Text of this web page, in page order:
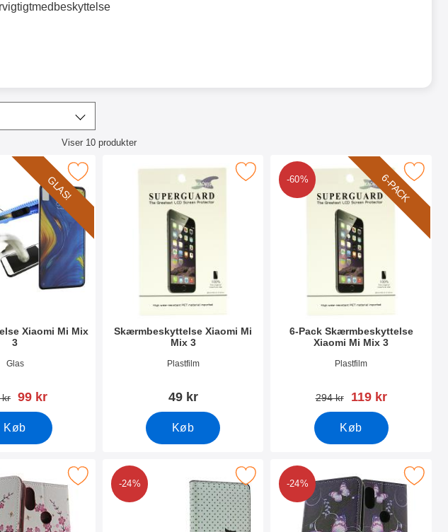
Viser 10 produkter
favorit
GLAS!
Xiaomi Mi Mix
3
Glas
kr pris
99 kr
Køb
Xiaomi Mi Mix 3 som favorit
Skærmbeskyttelse Xiaomi Mi
Mix 3
Varenr 30200Plastfilm
49 kr
Køb
Marker skærmbeskyttelse Xiaomi Mi Mix 3 som favorit 6-PACK
-60%
6-Pack Skærmbeskyttelse
Xiaomi Mi Mix 3
Varenr 30199Plastfilm
pris
294 kr pris
119 kr
Køb
Marker 6-Pack Skærmbeskyttelse
Xiaomi Mi Mix 3 som favorit
-24%
Marker designwallet Xiaomi Mi Mix 3 som favorit
-24%
Marker designwallet Xiaomi Mi